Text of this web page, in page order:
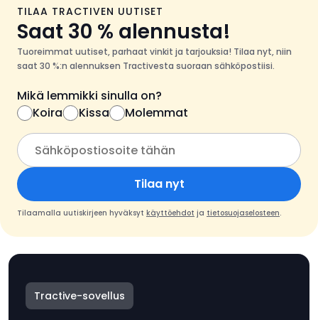
TILAA TRACTIVEN UUTISET
Saat 30 % alennusta!
Tuoreimmat uutiset, parhaat vinkit ja tarjouksia! Tilaa nyt, niin
saat 30 %:n alennuksen Tractivesta suoraan sähköpostiisi.
Mikä lemmikki sinulla on?
Koira
Kissa Molemmat
Tilaa nyt
Tilaamalla uutiskirjeen hyväksyt käyttöehdot ja tietosuojaselosteen.
Tractive-sovellus